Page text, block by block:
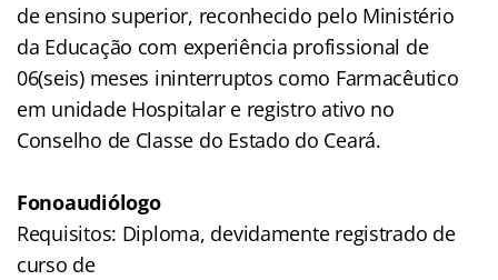
de ensino superior, reconhecido pelo Ministério
da Educação com experiência profissional de
06(seis) meses ininterruptos como Farmacêutico
em unidade Hospitalar e registro ativo no
Conselho de Classe do Estado do Ceará.
Fonoaudiólogo
Requisitos: Diploma, devidamente registrado de
curso de